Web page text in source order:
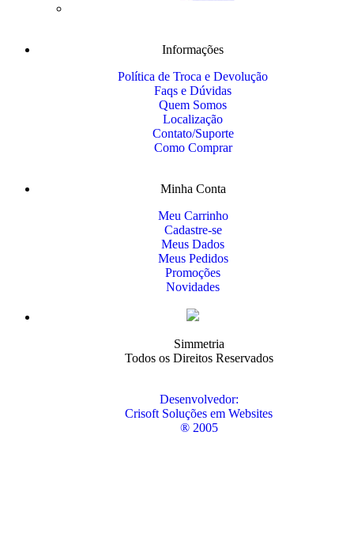
Informações
Política de Troca e Devolução
Faqs e Dúvidas
Quem Somos
Localização
Contato/Suporte
Como Comprar
Minha Conta
Meu Carrinho
Cadastre-se
Meus Dados
Meus Pedidos
Promoções
Novidades
Simmetria
Todos os Direitos Reservados
Desenvolvedor:
Crisoft Soluções em Websites
® 2005